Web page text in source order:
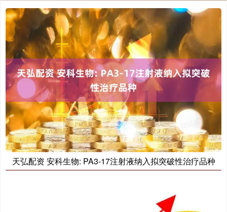
天弘配资 安科生物: PA3-17注射液纳入拟突破性治疗品种